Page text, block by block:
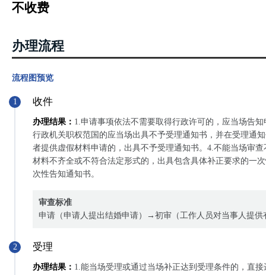
不收费
办理流程
流程图预览
1 收件
办理结果： 1.申请事项依法不需要取得行政许可的，应当场告
行政机关职权范国的应当场出具不予受理通知书，并在受理通
者提供虚假材料申请的，出具不予受理通知书。4.不能当场审
材料不齐全或不符合法定形式的，出具包含具体补正要求的一
次性告知通知书。
审查标准
申请（申请人提出结婚申请）→初审（工作人员对当事人提供
2 受理
办理结果： 1.能当场受理或通过当场补正达到受理条件的，直